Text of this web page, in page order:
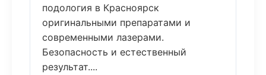
подология в Красноярск
оригинальными препаратами и
современными лазерами.
Безопасность и естественный
результат....